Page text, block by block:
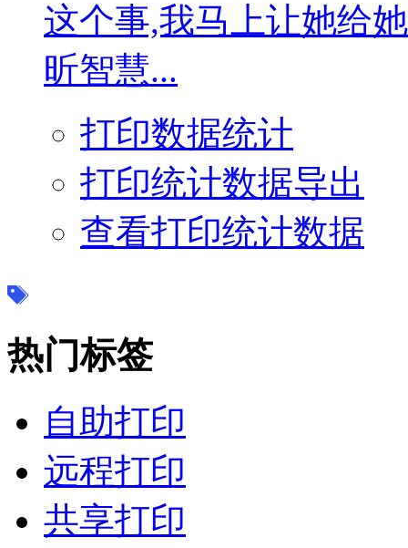
这个事,我马上让她给
昕智慧...
打印数据统计
打印统计数据导出
查看打印统计数据
热门标签
自助打印
远程打印
共享打印